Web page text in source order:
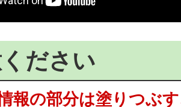
ださい
報の部分は塗りつぶ